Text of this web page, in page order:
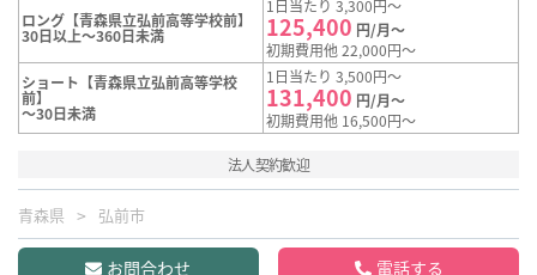
ロング【青森県立弘前高等学校前】
30日以上～360日未満
1日当たり 3,300円～
125,400 円/月～
初期費用他 22,000円～
ショート【青森県立弘前高等学校
前】
～30日未満
1日当たり 3,500円～
131,400 円/月～
初期費用他 16,500円～
法人契約歓迎
青森県 弘前市
お問合わせ 電話する